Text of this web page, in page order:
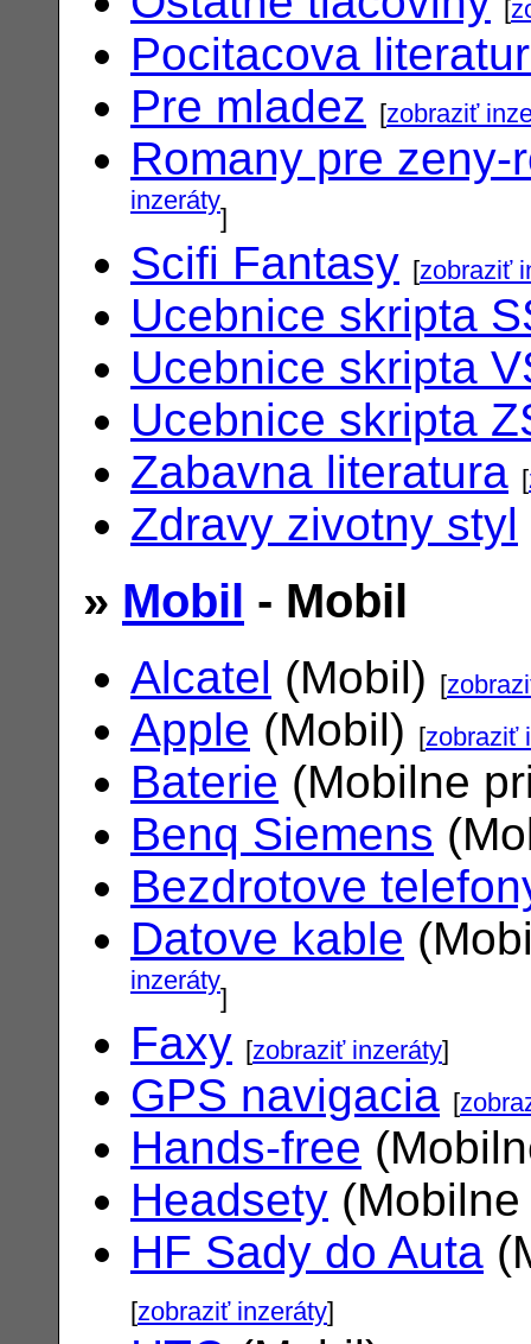
[
Pocitacova
Pre mladez
[zobraziť
Romany pre
inzeráty]
Scifi Fantasy [zobraziť
Ucebnice skripta
Ucebnice skripta
Ucebnice skripta
Zabavna literatura [
Zdravy zivotny styl
» Mobil - Mobil
Alcatel (Mobil) [
Apple (Mobil) [zobraziť
Baterie (Mobilne
Benq Siemens
Bezdrotove
Datove kable
inzeráty]
Faxy [zobraziť inzeráty]
GPS navigacia [
Hands-free
Headsety
HF Sady do Auta
[zobraziť inzeráty]